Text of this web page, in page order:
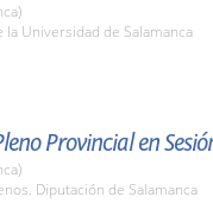
la Universidad de Salamanca
Provincial en
Diputación de Salamanca